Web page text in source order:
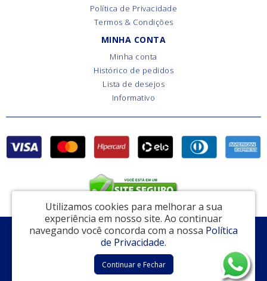
Política de Privacidade
Termos & Condições
MINHA CONTA
Minha conta
Histórico de pedidos
Lista de desejos
Informativo
EAS Comércio de Ferragens e Ferramentas - CNPJ: 15.793.810/0001-10
Rua Dr. Ladislau Retti, 306 - Cotia / SP - CEP: 06714-150
Cotia Fechaduras © 2026
Utilizamos cookies para melhorar a sua
experiência em nosso site. Ao continuar
navegando você concorda com a nossa Política
de Privacidade.
Continuar e Fechar